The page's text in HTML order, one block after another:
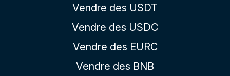
Vendre des USDT
Vendre des USDC
Vendre des EURC
Vendre des BNB